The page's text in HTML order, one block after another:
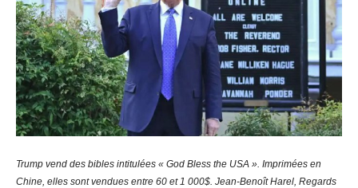
Trump vend des bibles intitulées « God Bless the USA ». Imprimées en
Chine, elles sont vendues entre 60 et 1 000$. Jean-Benoît Harel, Regards